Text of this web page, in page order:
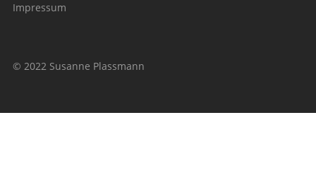
Impressum
© 2022 Susanne Plassmann